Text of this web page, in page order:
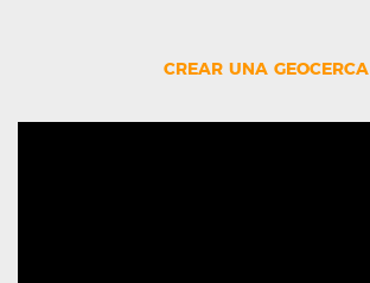
crear una geocerca